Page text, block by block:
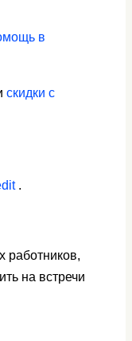
в
скидки с
.
работников,
на встречи